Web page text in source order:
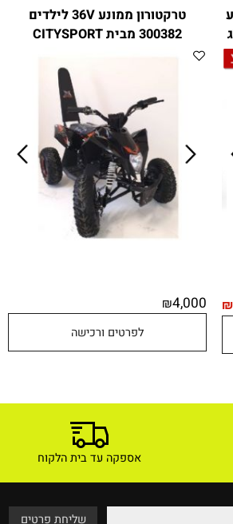
טרקטורון ממונע 36V לילדים
300382 מבית CITYSPORT
לפרטים ורכישה